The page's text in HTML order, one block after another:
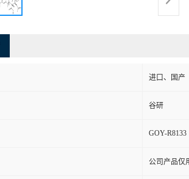
进口、国产
谷研
GOY-R8133
公司产品仅